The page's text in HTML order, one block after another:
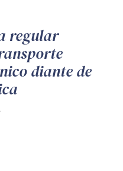
regular
diante de